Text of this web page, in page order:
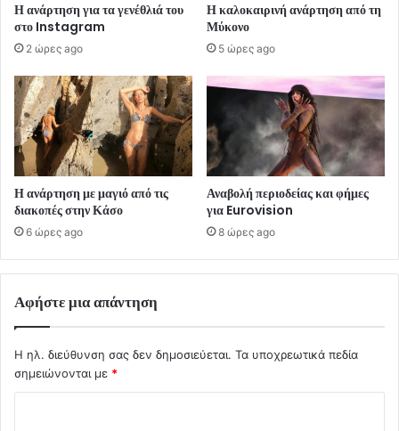
Η ανάρτηση για τα γενέθλιά του
στο Instagram
2 ώρες ago
Η καλοκαιρινή ανάρτηση από τη
Μύκονο
5 ώρες ago
Η ανάρτηση με μαγιό από τις
διακοπές στην Κάσο
6 ώρες ago
Αναβολή περιοδείας και φήμες
για Eurovision
8 ώρες ago
Αφήστε μια απάντηση
Η ηλ. διεύθυνση σας δεν δημοσιεύεται. Τα υποχρεωτικά πεδία
σημειώνονται με *